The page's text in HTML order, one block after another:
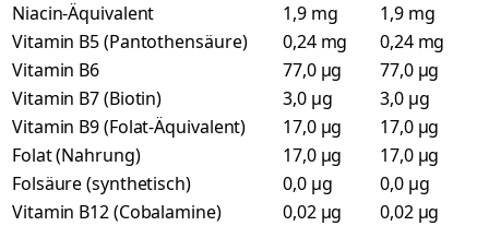
Niacin-Äquivalent
1,9 mg
1,9 mg
Vitamin B5 (Pantothensäure)
0,24 mg
0,24 mg
Vitamin B6
77,0 µg
77,0 µg
Vitamin B7 (Biotin)
3,0 µg
3,0 µg
Vitamin B9 (Folat-Äquivalent)
17,0 µg
17,0 µg
Folat (Nahrung)
17,0 µg
17,0 µg
Folsäure (synthetisch)
0,0 µg
0,0 µg
Vitamin B12 (Cobalamine)
0,02 µg
0,02 µg